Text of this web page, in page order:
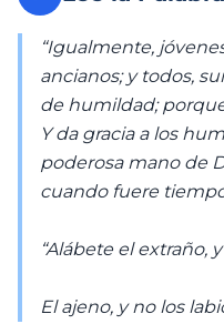
“Igualmente,
ancianos; y todos,
de humildad;
Y da gracia a los
poderosa mano de
cuando fuere
“Alábete el extraño,
El ajeno, y no los